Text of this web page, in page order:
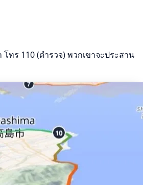
ทร 110 (ตำรวจ) พวกเขาจะประสาน